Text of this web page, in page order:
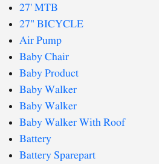
27' MTB
27" BICYCLE
Air Pump
Baby Chair
Baby Product
Baby Walker
Baby Walker
Baby Walker With Roof
Battery
Battery Sparepart